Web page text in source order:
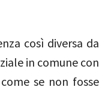
così diversa da
in comune con
se non fosse